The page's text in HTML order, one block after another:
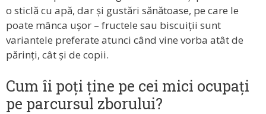
o sticlă cu apă, dar și gustări sănătoase, pe care le
poate mânca ușor – fructele sau biscuiții sunt
variantele preferate atunci când vine vorba atât de
părinți, cât și de copii.
Cum îi poți ține pe cei mici ocupați
pe parcursul zborului?